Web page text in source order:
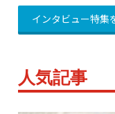
インタビュー特集
人気記事